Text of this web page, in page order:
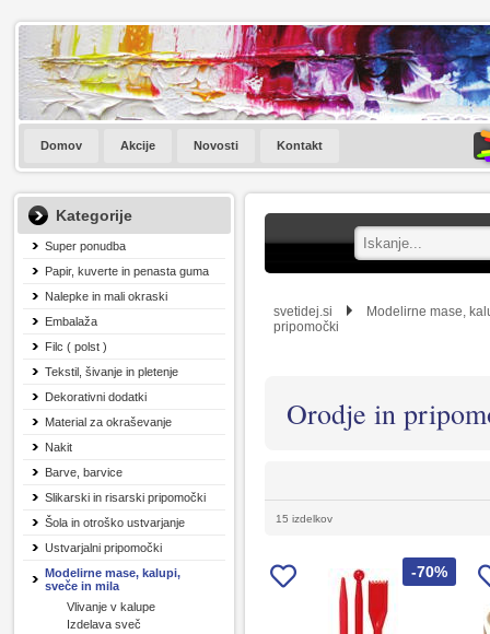
Domov Akcije Novosti Kontakt
Kategorije
Super ponudba
Papir, kuverte in penasta guma
Nalepke in mali okraski
Embalaža
Filc ( polst )
Tekstil, šivanje in pletenje
Dekorativni dodatki
Material za okraševanje
Nakit
Barve, barvice
Slikarski in risarski pripomočki
Šola in otroško ustvarjanje
Ustvarjalni pripomočki
Modelirne mase, kalupi,
sveče in mila
Vlivanje v kalupe
Izdelava sveč
svetidej.si
Modelirne mase,
pripomočki
Orodje in
15 izdelkov
-70%